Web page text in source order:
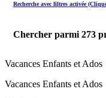
Recherche avec filtres activée
Chercher parmi 273
Vacances Enfants et Ados
Vacances Enfants et Ados